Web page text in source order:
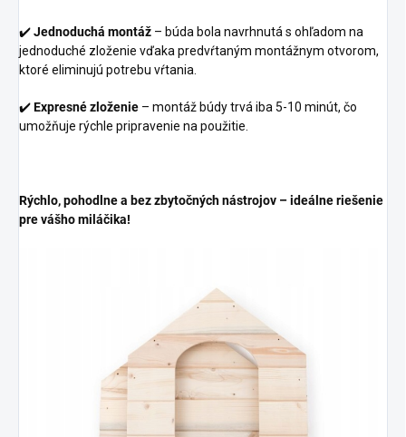
✔️Jednoduchá montáž – búda bola navrhnutá s ohľadom na
jednoduché zloženie vďaka predvŕtaným montážnym otvorom,
ktoré eliminujú potrebu vŕtania.
✔️Expresné zloženie – montáž búdy trvá iba 5-10 minút, čo
umožňuje rýchle pripravenie na použitie.
Rýchlo, pohodlne a bez zbytočných nástrojov – ideálne riešenie
pre vášho miláčika!